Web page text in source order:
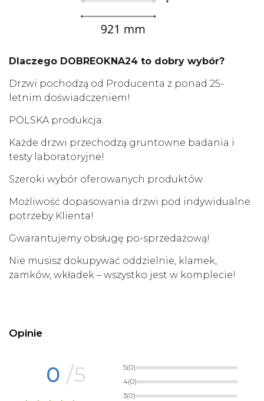
Dlaczego DOBREOKNA24 to dobry wybór?
Drzwi pochodzą od Producenta z ponad 25-
letnim doświadczeniem!
POLSKA produkcja.
Każde drzwi przechodzą gruntowne badania i
testy laboratoryjne!
Szeroki wybór oferowanych produktów.
Możliwość dopasowania drzwi pod indywidualne
potrzeby Klienta!
Gwarantujemy obsługę po-sprzedażową!
Nie musisz dokupywać oddzielnie, klamek,
zamków, wkładek – wszystko jest w komplecie!
Opinie
0 /5 5(0)
4(0)
3(0)